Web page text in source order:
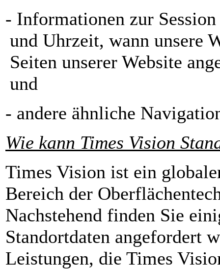
- Informationen zur
und Uhrzeit, wann unsere
Seiten unserer Website
und
- andere ähnliche
Wie kann Times Vision
Times Vision ist ein
Bereich der
Nachstehend finden Sie
Standortdaten angefordert
Leistungen, die Times